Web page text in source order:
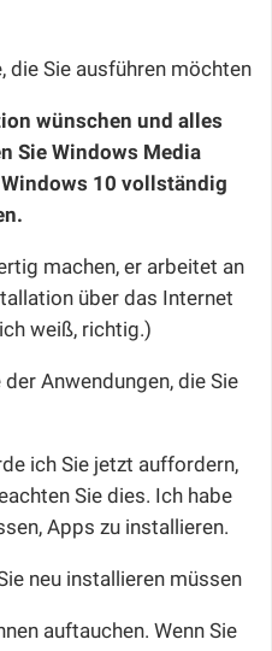
die Sie ausführen möchten
wünschen und alles
Sie Windows Media
10 vollständig
machen, er arbeitet an
über das Internet
weiß, richtig.)
Anwendungen, die Sie
ich Sie jetzt auffordern,
Sie dies. Ich habe
Apps zu installieren.
neu installieren müssen
auftauchen. Wenn Sie